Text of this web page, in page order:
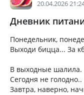
20.04.2026
Дневник
Понедельник,
Выходи бицца... За
В выходные шалила.
Сегодня не голодно..
Завтра, наверно,